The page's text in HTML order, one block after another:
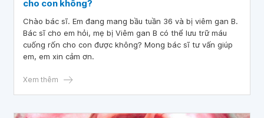
cho con không?
Chào bác sĩ. Em đang mang bầu tuần 36 và bị viêm gan B.
Bác sĩ cho em hỏi, mẹ bị Viêm gan B có thể lưu trữ máu
cuống rốn cho con được không? Mong bác sĩ tư vấn giúp
em, em xin cảm ơn.
Xem thêm